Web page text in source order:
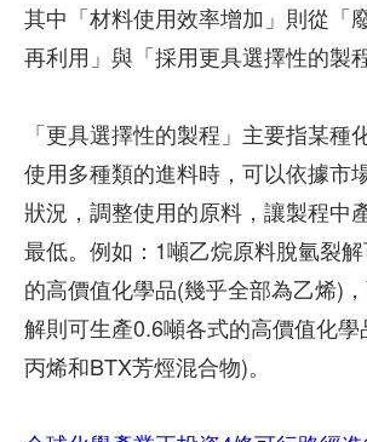
其中「材料使用效率增加」則從「
再利用」與「採用更具選擇性的製
「更具選擇性的製程」主要指某種
使用多種類的進料時，可以依據市
狀況，調整使用的原料，讓製程中
最低。例如：1噸乙烷原料脫氫裂
的高價值化學品(幾乎全部為乙烯)
解則可生產0.6噸各式的高價值化學
丙烯和BTX芳烴混合物)。